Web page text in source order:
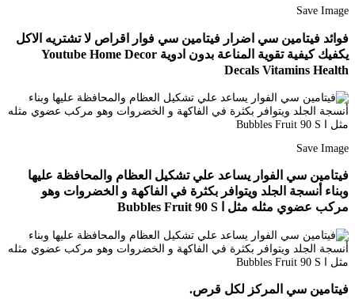
Save Image
فوائد فيتامين سي اضرار فيتامين سي فوار اقراص لا تشتريه الاكل
يكفيك كيفية تقوية المناعة بدون ادوية Youtube Home Decor
Decals Vitamins Health
Save Image
فيتامين سي الفوار يساعد علي تشكيل العظام والمحافظة عليها
وبناء أنسجة الجلد ويتوافر بكثرة في الفاكهة و الخضروات وهو
مركب عضوي مثله مثل ا Bubbles Fruit 90 S
فيتامين سي المركز لكل قرص.